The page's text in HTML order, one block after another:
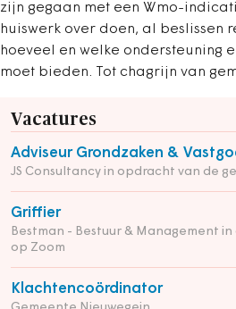
zijn gegaan met een Wmo-
huiswerk over doen, al beslissen
hoeveel en welke ondersteuning
moet bieden. Tot chagrijn van
Vacatures
Adviseur Grondzaken &
JS Consultancy in opdracht van de
Griffier
Bestman - Bestuur & Management
op Zoom
Klachtencoördinator